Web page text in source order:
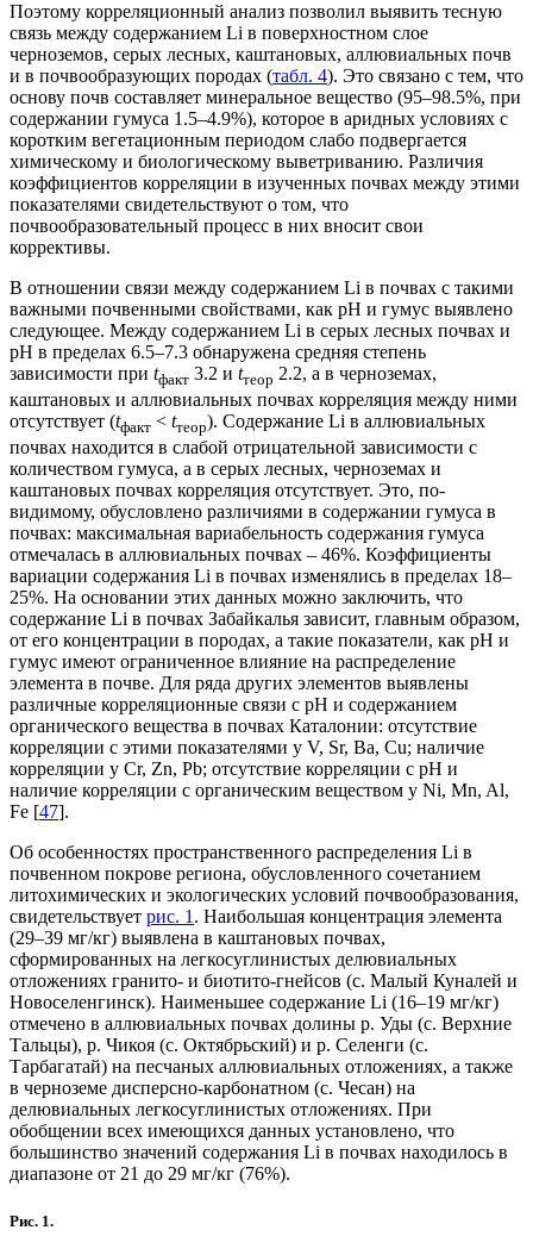
Поэтому корреляционный анализ позволил выявить тесную
связь между содержанием Li в поверхностном слое
черноземов, серых лесных, каштановых, аллювиальных почв
и в почвообразующих породах (табл. 4). Это связано с тем, что
основу почв составляет минеральное вещество (95–98.5%, при
содержании гумуса 1.5–4.9%), которое в аридных условиях с
коротким вегетационным периодом слабо подвергается
химическому и биологическому выветриванию. Различия
коэффициентов корреляции в изученных почвах между этими
показателями свидетельствуют о том, что
почвообразовательный процесс в них вносит свои
коррективы.
В отношении связи между содержанием Li в почвах с такими
важными почвенными свойствами, как рН и гумус выявлено
следующее. Между содержанием Li в серых лесных почвах и
рН в пределах 6.5–7.3 обнаружена средняя степень
зависимости при tфакт 3.2 и tтеор 2.2, а в черноземах,
каштановых и аллювиальных почвах корреляция между ними
отсутствует (tфакт < tтеор). Содержание Li в аллювиальных
почвах находится в слабой отрицательной зависимости с
количеством гумуса, а в серых лесных, черноземах и
каштановых почвах корреляция отсутствует. Это, по-
видимому, обусловлено различиями в содержании гумуса в
почвах: максимальная вариабельность содержания гумуса
отмечалась в аллювиальных почвах – 46%. Коэффициенты
вариации содержания Li в почвах изменялись в пределах 18–
25%. На основании этих данных можно заключить, что
содержание Li в почвах Забайкалья зависит, главным образом,
от его концентрации в породах, а такие показатели, как рН и
гумус имеют ограниченное влияние на распределение
элемента в почве. Для ряда других элементов выявлены
различные корреляционные связи с рН и содержанием
органического вещества в почвах Каталонии: отсутствие
корреляции с этими показателями у V, Sr, Ba, Cu; наличие
корреляции у Cr, Zn, Pb; отсутствие корреляции с рН и
наличие корреляции с органическим веществом у Ni, Mn, Al,
Fe [47].
Об особенностях пространственного распределения Li в
почвенном покрове региона, обусловленного сочетанием
литохимических и экологических условий почвообразования,
свидетельствует рис. 1. Наибольшая концентрация элемента
(29–39 мг/кг) выявлена в каштановых почвах,
сформированных на легкосуглинистых делювиальных
отложениях гранито- и биотито-гнейсов (с. Малый Куналей и
Новоселенгинск). Наименьшее содержание Li (16–19 мг/кг)
отмечено в аллювиальных почвах долины р. Уды (с. Верхние
Тальцы), р. Чикоя (с. Октябрьский) и р. Селенги (с.
Тарбагатай) на песчаных аллювиальных отложениях, а также
в черноземе дисперсно-карбонатном (с. Чесан) на
делювиальных легкосуглинистых отложениях. При
обобщении всех имеющихся данных установлено, что
большинство значений содержания Li в почвах находилось в
диапазоне от 21 до 29 мг/кг (76%).
Рис. 1.